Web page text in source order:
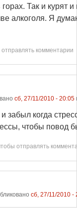
Так и курят
алкоголя. Я
отправлять комментарии
сб, 27/11/2010 - 20:05
забыл когда
чтобы повод
отправлять
сб, 27/11/2010 -